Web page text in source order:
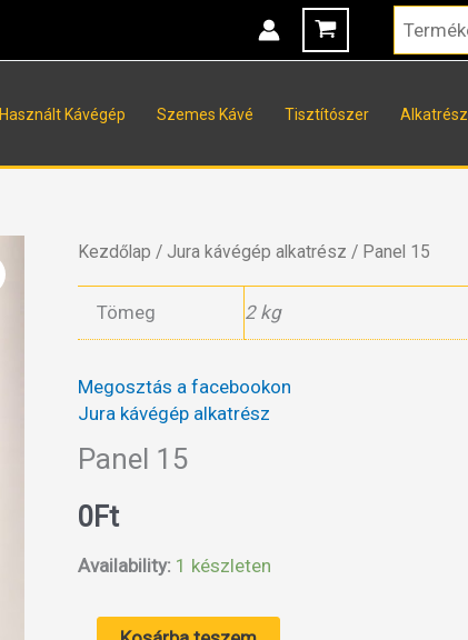
Használt Kávégép Szemes Kávé Tisztítószer Alkatrész
Kezdőlap / Jura kávégép alkatrész / Panel 15
Tömeg 2 kg
Megosztás a facebookon
Jura kávégép alkatrész
Panel 15
0Ft
Availability: 1 készleten
Panel